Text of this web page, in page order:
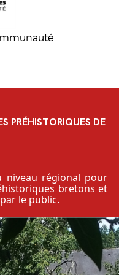
PRÉHISTORIQUES DE
niveau régional pour
bretons et
le public.